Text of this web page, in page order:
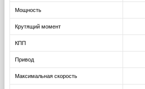
Мощность
Крутящий момент
КПП
Привод
Максимальная скорость